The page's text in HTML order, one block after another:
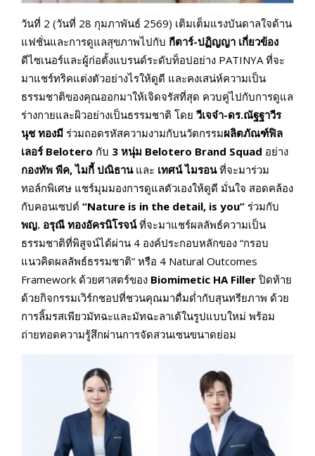
วันที่ 2 (วันที่ 28 กุมภาพันธ์ 2569) เติมเต็มแรงบันดาลใจด้าน
แฟชั่นและการดูแลสุขภาพไปกับ กีตาร์-ปฏิญญา เกี่ยวข้อง
ดีไซเนอร์และผู้ก่อตั้งแบรนด์ระดับท็อปอย่าง PATINYA ที่จะ
มาแชร์ทริคแต่งตัวอย่างไรให้ดูดี และคงเสน่ห์ความเป็น
ธรรมชาติของคุณออกมาให้เจิดจรัสที่สุด ควบคู่ไปกับการดูแล
ร่างกายและผิวอย่างเป็นธรรมชาติ โดย วีเจจ๋า-ดร.ณัฐฐาวีร
นุช ทองมี ร่วมถอดรหัสความงามกับนวัตกรรมผลิตภัณฑ์ฟิล
เลอร์ Belotero กับ 3 หนุ่ม Belotero Brand Squad อย่าง
กองทัพ พีค, ไมกี้ ปณิธานและ เทศน์ ไมรอนที่จะมาร่วม
ทอล์กพิเศษ แชร์มุมมองการดูแลตัวเองให้ดูดี มั่นใจ สอดคล้อง
กับคอนเซปต์ “Nature is in the detail, is you” ร่วมกับ
พญ. อรุณี ทองอัครนิโรจน์ที่จะมาแชร์ผลลัพธ์ความเป็น
ธรรมชาติที่พิสูจน์ได้ผ่าน 4 องค์ประกอบหลักของ “กรอบ
แนวคิดผลลัพธ์ธรรมชาติ” หรือ 4 Natural Outcomes
Framework ด้วยศาสตร์ของ Biomimetic HA Filler ปิดท้าย
ด้วยกิจกรรมเวิร์กชอปที่ชวนคุณมาดื่มด่ำกับสุนทรียภาพ ด้วย
การลิ้มรสเพียวมัทฉะและมัทฉะลาเต้ในรูปแบบใหม่ พร้อม
ถ่ายทอดความรู้สึกผ่านการจัดสวนเซนขนาดย่อม